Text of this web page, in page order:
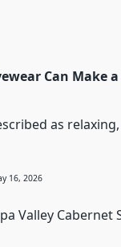
Can Make
as
16, 2026